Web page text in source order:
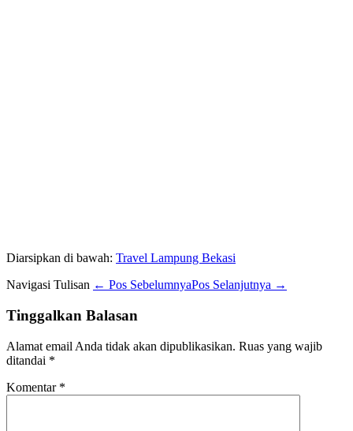
Diarsipkan di bawah: Travel Lampung Bekasi
Navigasi Tulisan ← Pos SebelumnyaPos Selanjutnya →
Tinggalkan Balasan
Alamat email Anda tidak akan dipublikasikan. Ruas yang wajib
ditandai *
Komentar *